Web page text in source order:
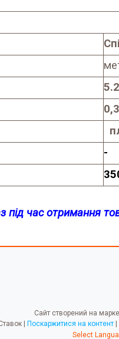
-
під час отримання
Сайт створений на
Ставок | Поскаржитися на контент |
Select